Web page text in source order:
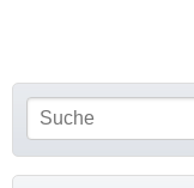
Suchformular
Suche